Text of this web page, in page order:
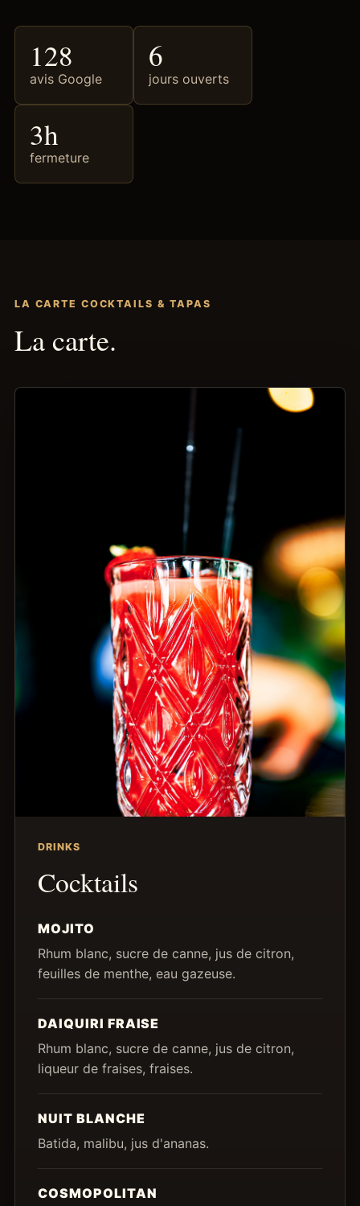
128
avis Google
6
jours ouverts
3h
fermeture
LA CARTE COCKTAILS & TAPAS
La carte.
DRINKS
Cocktails
MOJITO
Rhum blanc, sucre de canne, jus de citron,
feuilles de menthe, eau gazeuse.
DAIQUIRI FRAISE
Rhum blanc, sucre de canne, jus de citron,
liqueur de fraises, fraises.
NUIT BLANCHE
Batida, malibu, jus d'ananas.
COSMOPOLITAN